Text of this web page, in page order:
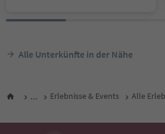
Alle Unterkünfte in der Nähe
... Erlebnisse & Events Alle